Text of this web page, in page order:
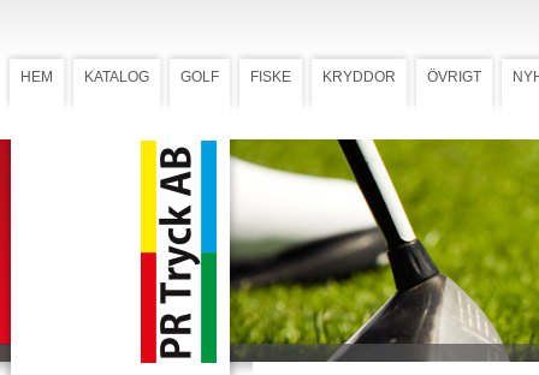
HEM KATALOG GOLF FISKE KRYDDOR ÖVRIGT
Omslag Meteset
Omslag Meteset
Förstärk reklamvärdet genom att lägga till
hälsning med omslag eller ryttare med
flerfärgstryck.
Ladda ner omslagsmall med tryckstorlek
Ladda ner flötesmall rund
Ladda ner flötesmall rektangulär